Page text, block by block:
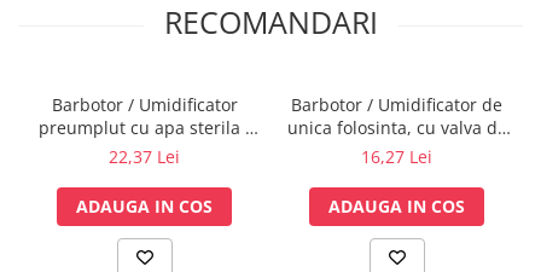
Otoscoape
Ingrijirea sanatatii
Aparate apnee
Aparate aerosoli
Aparate masaj
RECOMANDARI
Barbotor / Umidificator
preumplut cu apa sterila -
550 ml - Amsino
22,37 Lei
ADAUGA IN COS
Barbotor / Umidificator de
unica folosinta, cu valva de
siguranta - OS/17-6
16,27 Lei
ADAUGA IN COS